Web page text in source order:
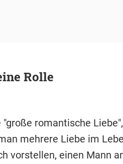
Rolle
"große romantische
mehrere Liebe im
vorstellen, einen Mann